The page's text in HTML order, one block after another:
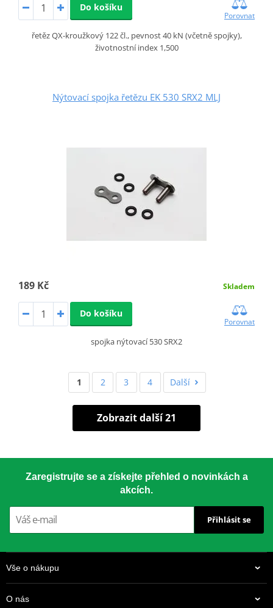
Do košíku
Porovnat
řetěz QX-kroužkový 122 čl., pevnost 40 kN (včetně spojky),
životnostní index 1,500
Nýtovací spojka řetězu EK 530 SRX2 MLJ
189 Kč Skladem
Do košíku
Porovnat
spojka nýtovací 530 SRX2
1 2 3 4 Další
Zobrazit další 21
Zaregistrujte se a získejte přehled o novinkách a
akcích.
Přihlásit se
Vše o nákupu
O nás